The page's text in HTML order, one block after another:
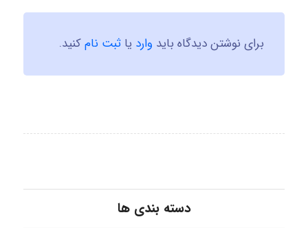
برای نوشتن دیدگاه باید وارد یا ثبت نامکنید.
دسته بندی ها